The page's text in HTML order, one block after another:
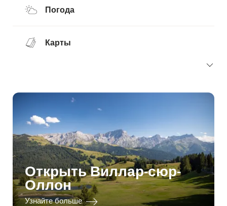
Погода
Карты
Открыть Виллар-сюр-
Оллон
Узнайте больше